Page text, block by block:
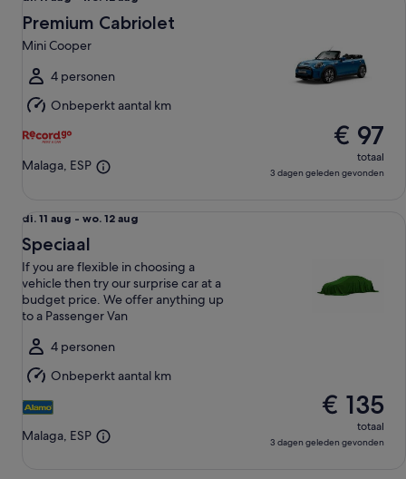
11
aug
tot
wo.
12
aug
Premium Cabriolet
Mini Cooper
4 personen
Onbeperkt aantal km
Malaga, ESP
€ 97
totaal
3 dagen geleden gevonden
di.
11
aug
tot
wo.
12
aug
di. 11 aug - wo. 12 aug
Speciaal
If you are flexible in choosing a
vehicle then try our surprise car at a
budget price. We offer anything up
to a Passenger Van
4 personen
Onbeperkt aantal km
Malaga, ESP
€ 135
totaal
3 dagen geleden gevonden